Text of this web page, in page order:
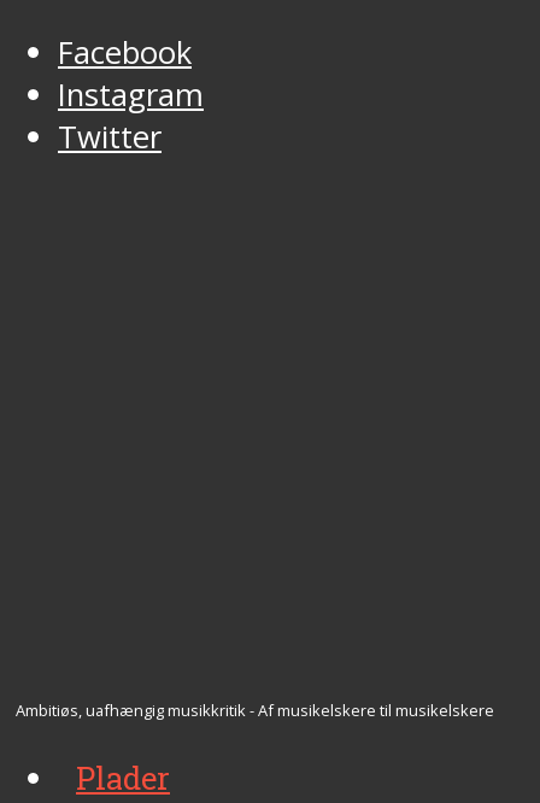
Facebook
Instagram
Twitter
Ambitiøs, uafhængig musikkritik - Af musikelskere til musikelskere
Plader